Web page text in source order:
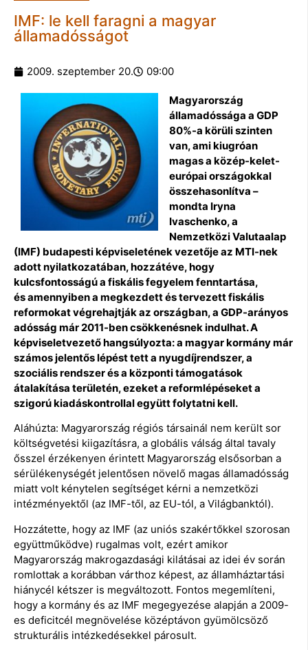
IMF: le kell faragni a magyar
államadósságot
2009. szeptember 20. 09:00
Magyarország
államadóssága a GDP
80%-a körüli szinten
van, ami kiugróan
magas a közép-kelet-
európai országokkal
összehasonlítva –
mondta Iryna
Ivaschenko, a
Nemzetközi Valutaalap
(IMF) budapesti képviseletének vezetője az MTI-nek
adott nyilatkozatában, hozzátéve, hogy
kulcsfontosságú a fiskális fegyelem fenntartása,
és amennyiben a megkezdett és tervezett fiskális
reformokat végrehajtják az országban,a GDP-arányos
adósság már 2011-ben csökkenésnek indulhat. A
képviseletvezető hangsúlyozta: a magyar kormány már
számos jelentős lépést tett a nyugdíjrendszer, a
szociális rendszer és a központi támogatások
átalakítása területén, ezeket a reformlépéseket a
szigorú kiadáskontrollal együtt folytatni kell.
Aláhúzta: Magyarország régiós társainál nem került sor
költségvetési kiigazításra, a globális válság által tavaly
ősszel érzékenyen érintett Magyarország elsősorban a
sérülékenységét jelentősen növelő magas államadósság
miatt volt kénytelen segítséget kérni a nemzetközi
intézményektől (az IMF-től, az EU-tól, a Világbanktól).
Hozzátette, hogy az IMF (az uniós szakértőkkel szorosan
együttműködve) rugalmas volt, ezért amikor
Magyarország makrogazdasági kilátásai az idei év során
romlottak a korábban várthoz képest, az államháztartási
hiánycél kétszer is megváltozott. Fontos megemlíteni,
hogy a kormány és az IMF megegyezése alapján a 2009-
es deficitcél megnövelése középtávon gyümölcsöző
strukturális intézkedésekkel párosult.